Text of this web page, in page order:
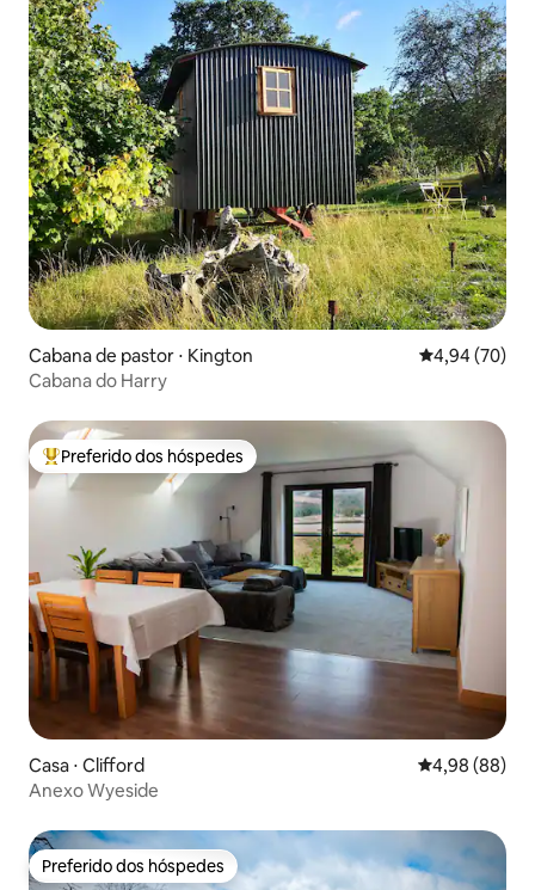
Cabana de pastor ⋅ Kington 4,94 de uma
4,94 (70)
Cabana do Harry
Entre os melhores preferidos dos hóspedes
Preferido dos hóspedes
Casa ⋅ Clifford 4,98 de uma
4,98 (88)
Anexo Wyeside
Preferido dos hóspedes
Preferido dos hóspedes